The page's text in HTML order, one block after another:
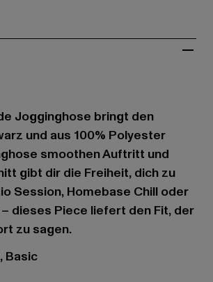
Jogginghose bringt den
und aus 100% Polyester
smoothen Auftritt und
gibt dir die Freiheit, dich zu
Session, Homebase Chill oder
dieses Piece liefert den Fit, der
zu sagen.
Basic